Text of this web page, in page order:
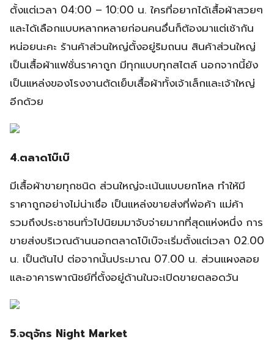
ตั้งแต่เวลา 04:00 – 10:00 น. ใครที่อยากได้เสื้อผ้าสวยๆ
และได้เลือกแบบหลากหลายก่อนคนอื่นก็ต้องมาแต่เช้ากัน
หน่อยนะคะ ร้านค้าส่วนใหญ่ตั้งอยู่ริมถนน สินค้าส่วนใหญ่
เป็นเสื้อผ้าแฟชั่นราคาถูก มีทุกแบบทุกสไตล์ นอกจากนี้ยัง
เป็นแหล่งของโรงงานตัดเย็บเสื้อผ้าทั้งเจ้าเล็กและเจ้าใหญ่
อีกด้วย
4.ตลาดโบ๊เบ๊
มีเสื้อผ้าขายทุกชนิด ส่วนใหญ่จะเน้นแบบยกโหล ทำให้มี
ราคาถูกอย่างไม่น่าเชื่อ เป็นแหล่งขายส่งที่พ่อค้า แม่ค้า
รวมถึงประชาชนทั่วไปนิยมมาจับจ่ายมากที่สุดแห่งหนึ่ง การ
ขายส่งบริเวณด้านนอกตลาดโบ๊เบ๊จะเริ่มตั้งแต่เวลา 02.00
น. เป็นต้นไป ต่อจากนั้นประมาณ 07.00 น. ส่วนแผงลอย
และอาคารพาณิชย์ที่ตั้งอยู่ด้านในจะเปิดขายตลอดวัน
5.จตุจักร Night Market